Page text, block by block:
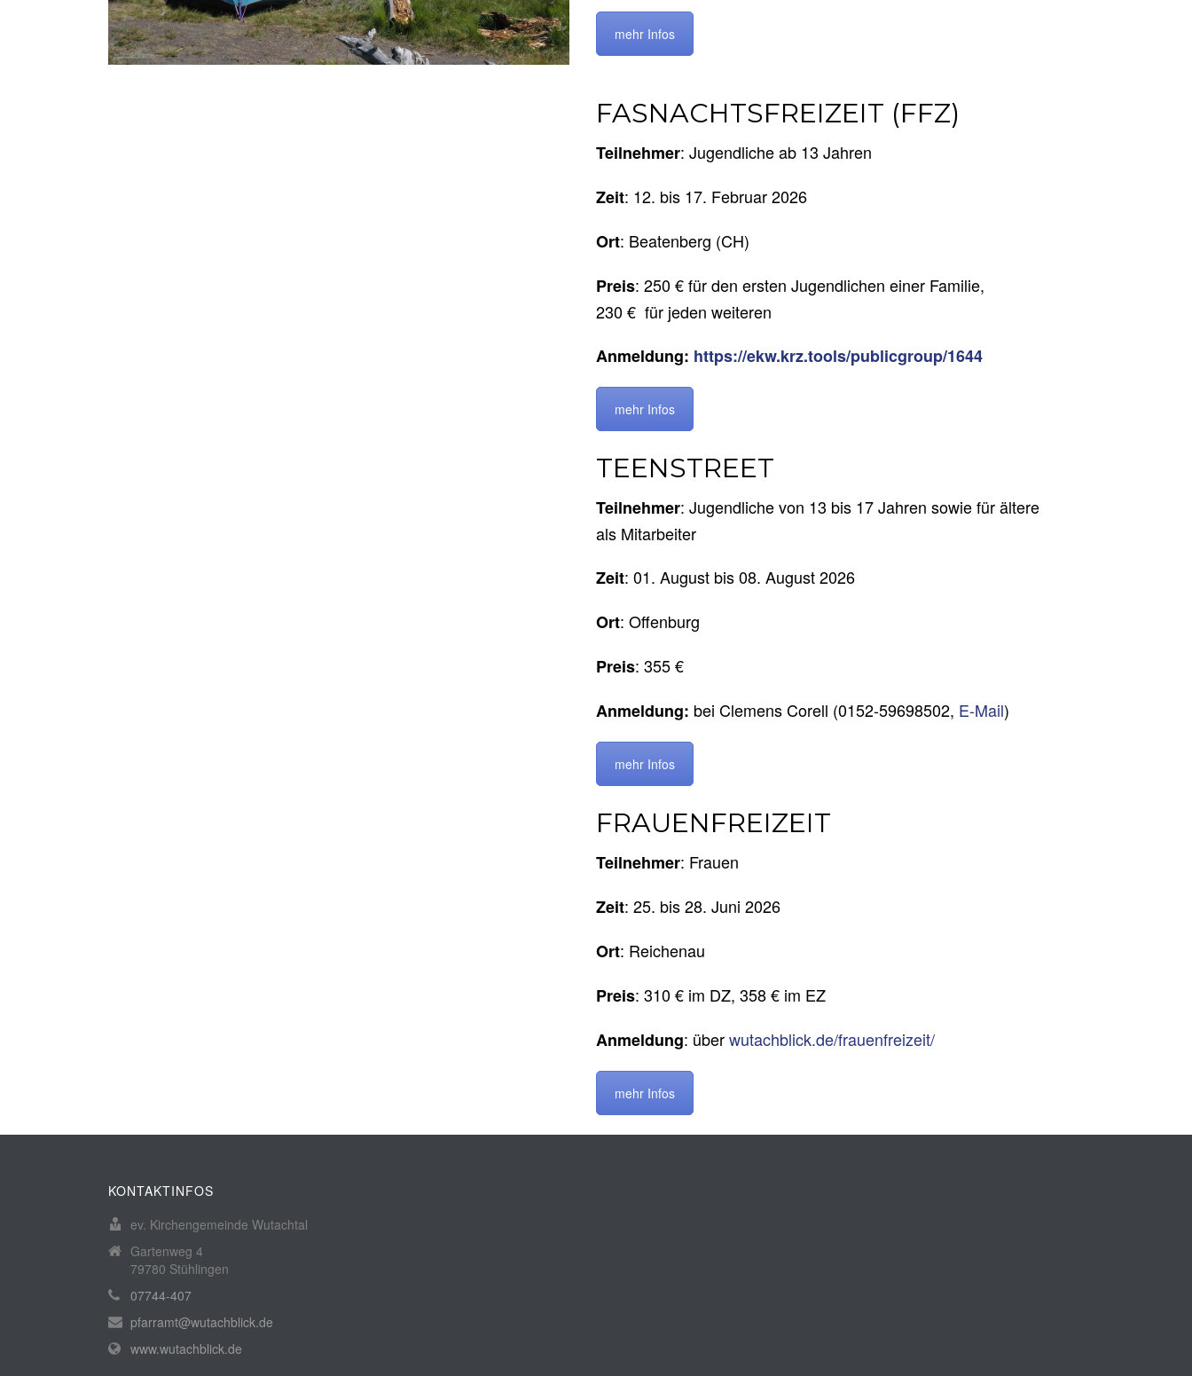
mehr Infos
FASNACHTSFREIZEIT (FFZ)
Teilnehmer: Jugendliche ab 13 Jahren
Zeit: 12. bis 17. Februar 2026
Ort: Beatenberg (CH)
Preis: 250 € für den ersten Jugendlichen einer Familie,
230 € für jeden weiteren
Anmeldung: https://ekw.krz.tools/publicgroup/1644
mehr Infos
TEENSTREET
Teilnehmer: Jugendliche von 13 bis 17 Jahren sowie für ältere
als Mitarbeiter
Zeit: 01. August bis 08. August 2026
Ort: Offenburg
Preis: 355 €
Anmeldung: bei Clemens Corell (0152-59698502, E-Mail)
mehr Infos
FRAUENFREIZEIT
Teilnehmer: Frauen
Zeit: 25. bis 28. Juni 2026
Ort: Reichenau
Preis: 310 € im DZ, 358 € im EZ
Anmeldung: überwutachblick.de/frauenfreizeit/
mehr Infos
KONTAKTINFOS
ev. Kirchengemeinde Wutachtal
Gartenweg 4
79780 Stühlingen
07744-407
pfarramt@wutachblick.de
www.wutachblick.de